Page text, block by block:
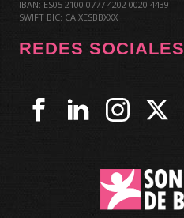
IBAN: ES05 2100 0777 4202 0020 4439
SWIFT BIC: CAIXESBBXXX
REDES SOCIALES